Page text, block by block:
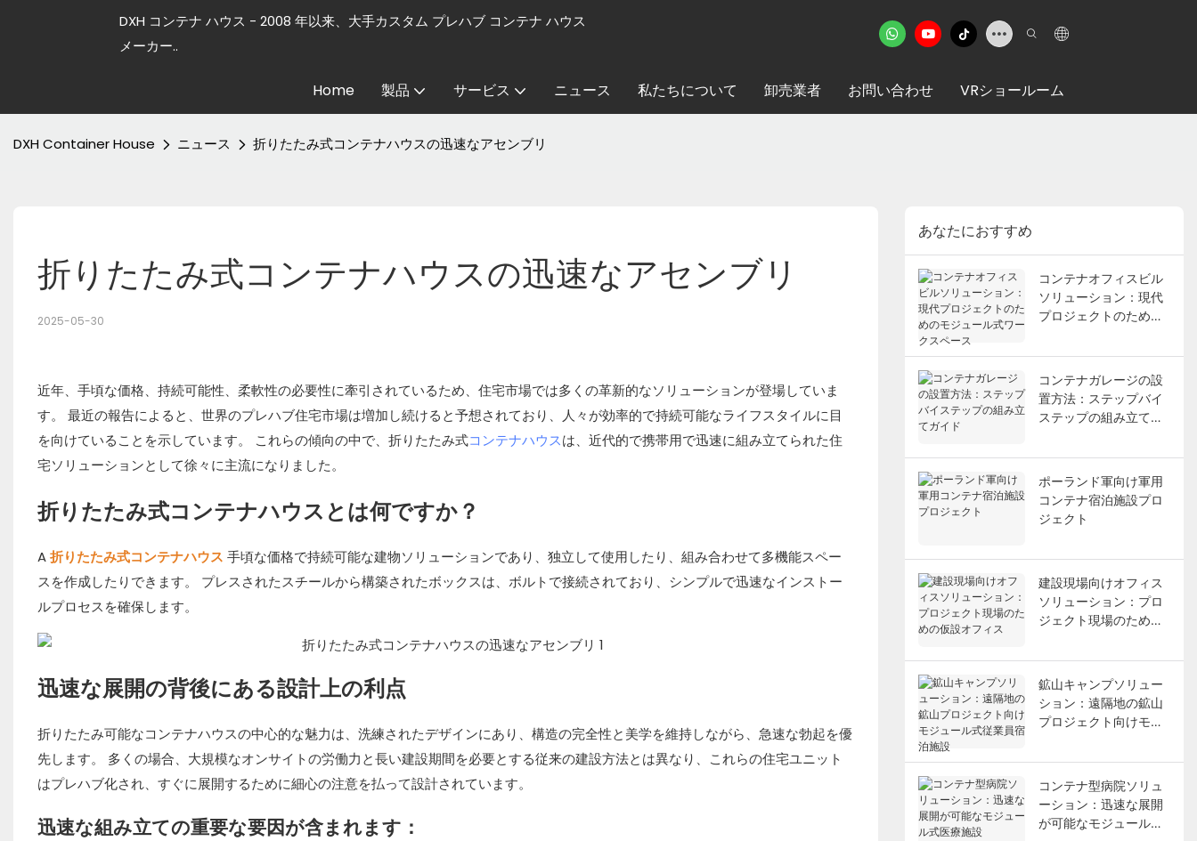
DXH コンテナ ハウス - 2008 年以来、大手カスタム プレハブ コンテナ ハウス
メーカー..
Home 製品 サービス ニュース 私たちについて 卸売業者 お問い合わせ VRショールーム
DXH Container House ニュース 折りたたみ式コンテナハウスの迅速なアセンブリ
折りたたみ式コンテナハウスの迅速なアセンブリ
2025-05-30
近年、手頃な価格、持続可能性、柔軟性の必要性に牽引されているため、住宅市場では多くの革新的なソリューションが登場していま
す。 最近の報告によると、世界のプレハブ住宅市場は増加し続けると予想されており、人々が効率的で持続可能なライフスタイルに目
を向けていることを示しています。 これらの傾向の中で、折りたたみ式コンテナハウスは、近代的で携帯用で迅速に組み立てられた住
宅ソリューションとして徐々に主流になりました。
折りたたみ式コンテナハウスとは何ですか？
A折りたたみ式コンテナハウス 手頃な価格で持続可能な建物ソリューションであり、独立して使用したり、組み合わせて多機能スペー
スを作成したりできます。 プレスされたスチールから構築されたボックスは、ボルトで接続されており、シンプルで迅速なインストー
ルプロセスを確保します。
迅速な展開の背後にある設計上の利点
折りたたみ可能なコンテナハウスの中心的な魅力は、洗練されたデザインにあり、構造の完全性と美学を維持しながら、急速な勃起を優
先します。 多くの場合、大規模なオンサイトの労働力と長い建設期間を必要とする従来の建設方法とは異なり、これらの住宅ユニット
はプレハブ化され、すぐに展開するために細心の注意を払って設計されています。
迅速な組み立ての重要な要因が含まれます：
あなたにおすすめ
コンテナオフィスビル
ソリューション：現代
プロジェクトのための
ペース
コンテナガレージの設
置方法：ステップバイ
ステップの組み立てガ
ポーランド軍向け軍用
コンテナ宿泊施設プロ
ジェクト
建設現場向けオフィス
ソリューション：プロ
ジェクト現場のための
鉱山キャンプソリュー
ション：遠隔地の鉱山
プロジェクト向けモジ
設
コンテナ型病院ソリュ
ーション：迅速な展開
が可能なモジュール式